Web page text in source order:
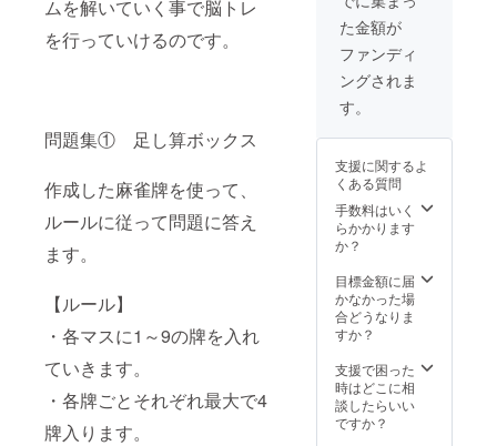
ムを解いていく事で脳トレ
を行っていけるのです。
問題集① 足し算ボックス
作成した麻雀牌を使って、
ルールに従って問題に答え
ます。
【ルール】
・各マスに1～9の牌を入れ
ていきます。
・各牌ごとそれぞれ最大で4
牌入ります。
た金額が
ファンディ
ングされま
す。
支援に関するよ
くある質問
手数料はいく
らかかります
か？
目標金額に届
かなかった場
合どうなりま
すか？
支援で困った
時はどこに相
談したらいい
ですか？